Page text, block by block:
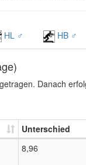
HL ♂ HB ♂
Danach
Unterschied
8,96